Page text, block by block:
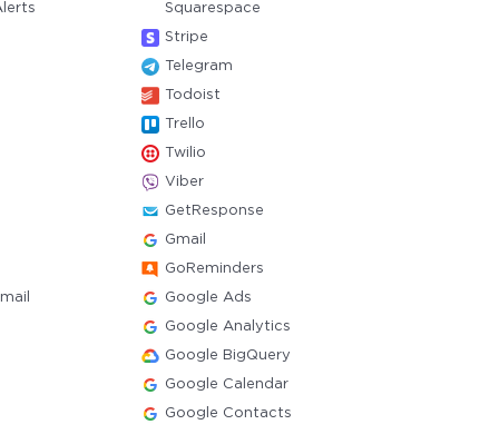
Squarespace
Stripe
Telegram
Todoist
Trello
Twilio
Viber
GetResponse
Gmail
GoReminders
Google Ads
Google Analytics
Google BigQuery
Google Calendar
Google Contacts